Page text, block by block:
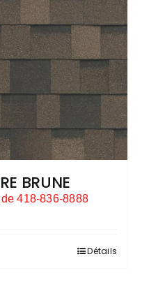
BRUNE
418-836-8888
Détails